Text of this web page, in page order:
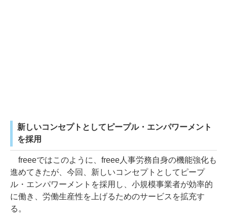
新しいコンセプトとしてピープル・エンパワーメント
を採用
freeeではこのように、freee人事労務自身の機能強化も
進めてきたが、今回、新しいコンセプトとしてピープ
ル・エンパワーメントを採用し、小規模事業者が効率的
に働き、労働生産性を上げるためのサービスを拡充す
る。